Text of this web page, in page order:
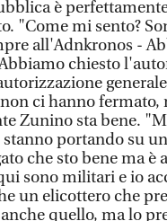
è
"Come mi sento?
all'Adnkronos -
chiesto
ci hanno
Zunino sta bene.
portando su
che sto bene ma
sono militari e io
un elicottero che
quello, ma lo